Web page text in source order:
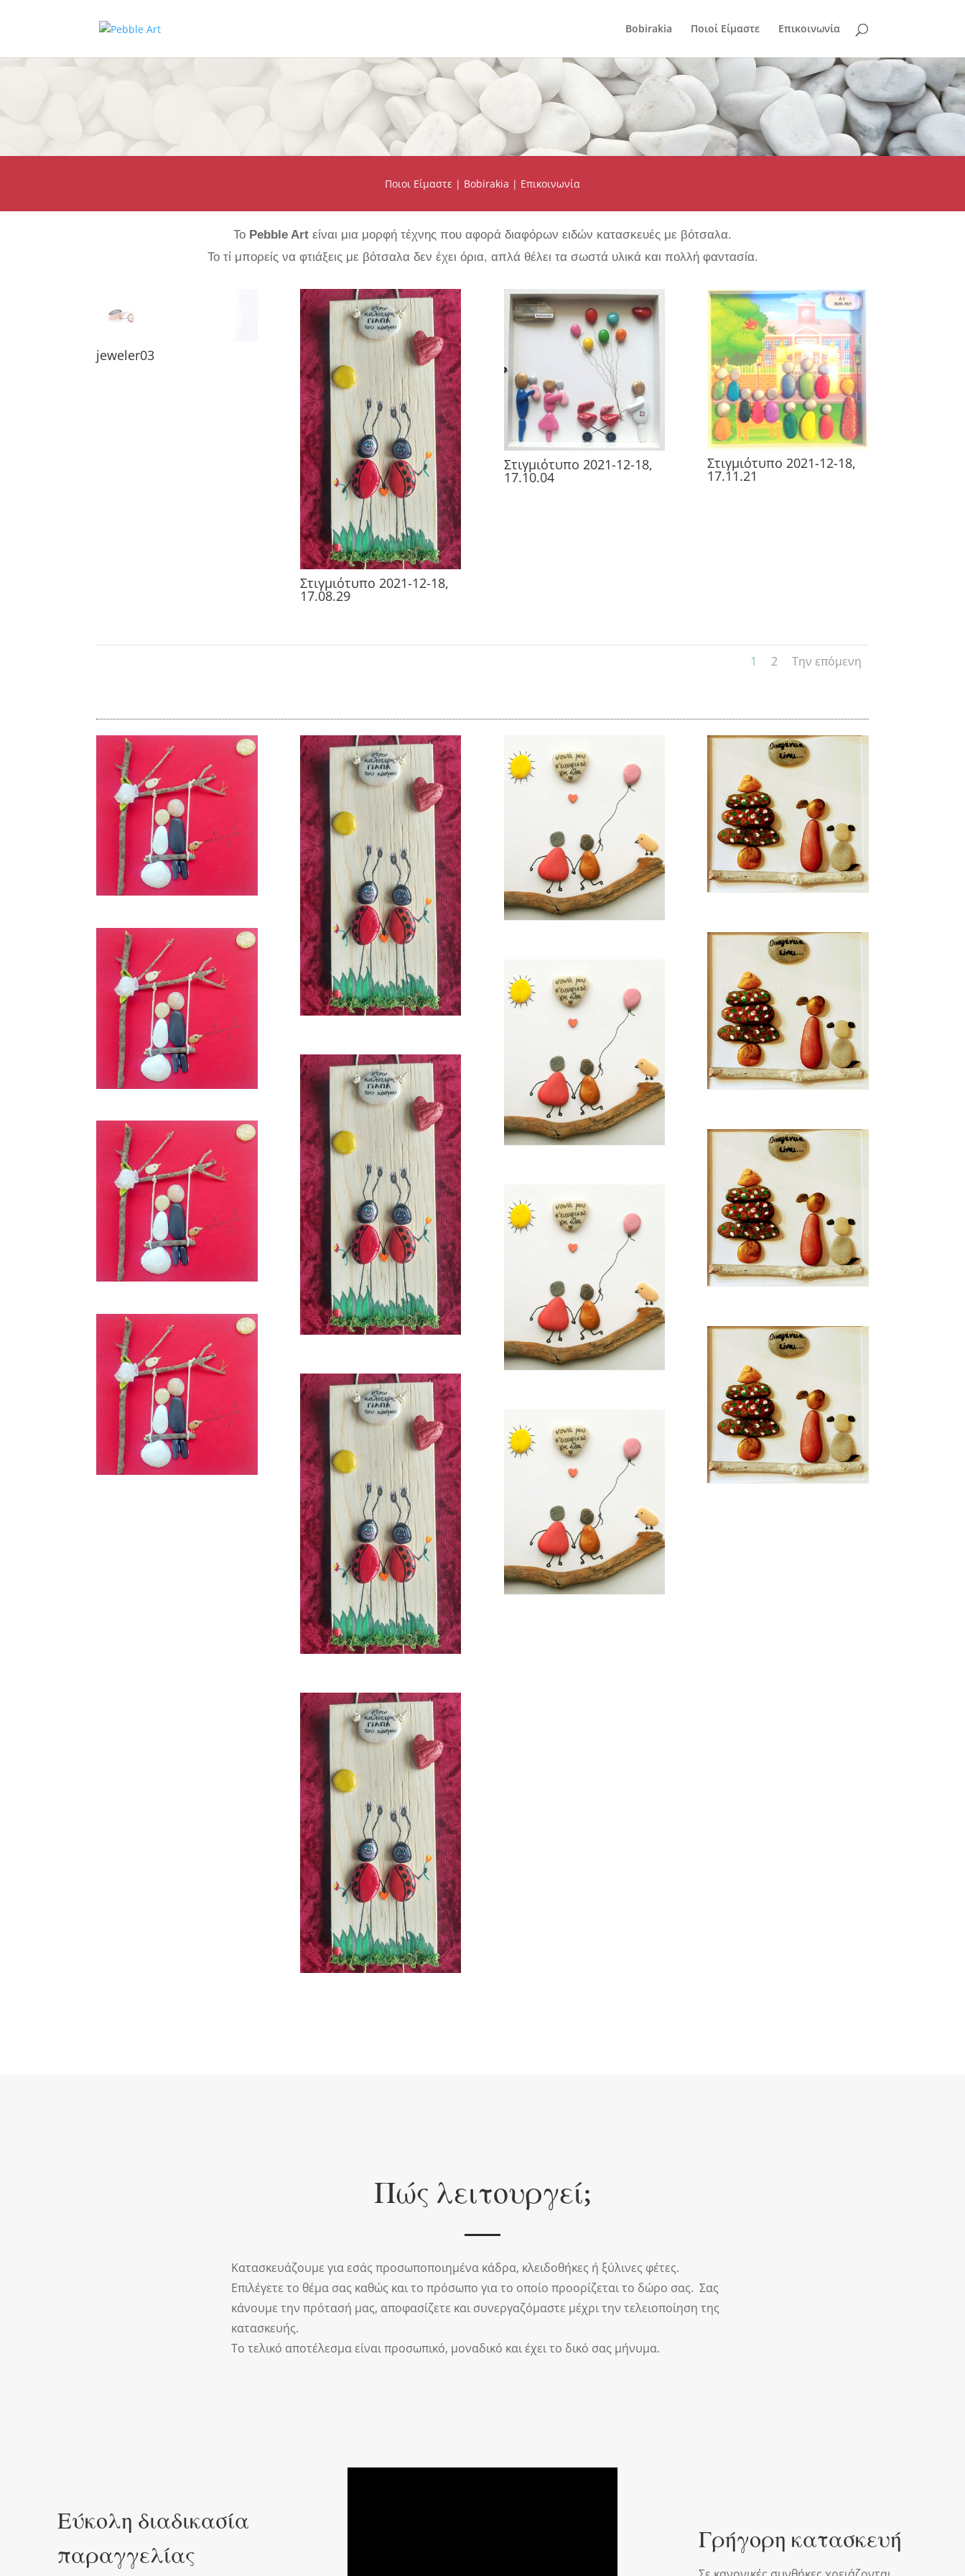
Bobirakia Ποιοί Είμαστε Επικοινωνία
Ποιοι Είμαστε | Bobirakia | Επικοινωνία
To Pebble Art είναι μια μορφή τέχνης που αφορά διαφόρων ειδών κατασκευές με βότσαλα.
Το τί μπορείς να φτιάξεις με βότσαλα δεν έχει όρια, απλά θέλει τα σωστά υλικά και πολλή φαντασία.
jeweler03
Στιγμιότυπο 2021-12-18,
17.08.29
Στιγμιότυπο 2021-12-18,
17.10.04
Στιγμιότυπο 2021-12-18,
17.11.21
1 2 Την επόμενη
Πώς λειτουργεί;
Κατασκευάζουμε για εσάς προσωποποιημένα κάδρα, κλειδοθήκες ή ξύλινες φέτες.
Επιλέγετε το θέμα σας καθώς και το πρόσωπο για το οποίο προορίζεται το δώρο σας. Σας
κάνουμε την πρότασή μας, αποφασίζετε και συνεργαζόμαστε μέχρι την τελειοποίηση της
κατασκευής.
Το τελικό αποτέλεσμα είναι προσωπικό, μοναδικό και έχει το δικό σας μήνυμα.
Εύκολη διαδικασία
παραγγελίας
Γρήγορη κατασκευή